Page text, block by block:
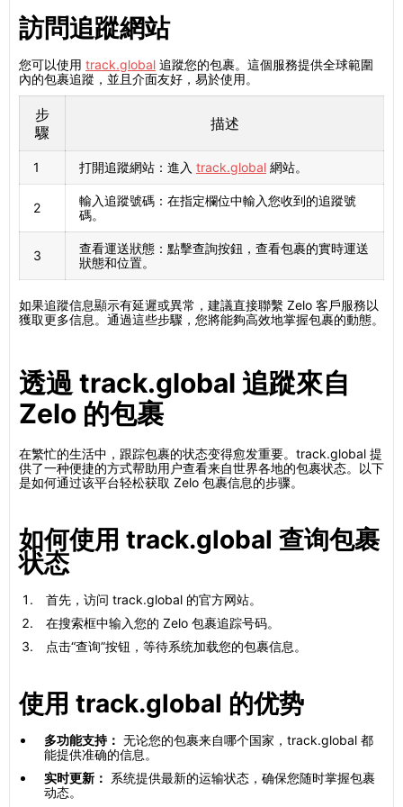
訪問追蹤網站
您可以使用 track.global 追蹤您的包裹。這個服務提供全球範圍
內的包裹追蹤，並且介面友好，易於使用。
步
驟
描述
1 打開追蹤網站：進入 track.global 網站。
2
輸入追蹤號碼：在指定欄位中輸入您收到的追蹤號
碼。
3
查看運送狀態：點擊查詢按鈕，查看包裹的實時運送
狀態和位置。
如果追蹤信息顯示有延遲或異常，建議直接聯繫 Zelo 客戶服務以
獲取更多信息。通過這些步驟，您將能夠高效地掌握包裹的動態。
透過 track.global 追蹤來自
Zelo 的包裹
在繁忙的生活中，跟踪包裹的状态变得愈发重要。track.global 提
供了一种便捷的方式帮助用户查看来自世界各地的包裹状态。以下
是如何通过该平台轻松获取 Zelo 包裹信息的步骤。
如何使用 track.global 查询包裹
状态
首先，访问 track.global 的官方网站。
在搜索框中输入您的 Zelo 包裹追踪号码。
点击“查询”按钮，等待系统加载您的包裹信息。
使用 track.global 的优势
多功能支持： 无论您的包裹来自哪个国家，track.global 都
能提供准确的信息。
实时更新： 系统提供最新的运输状态，确保您随时掌握包裹
动态。